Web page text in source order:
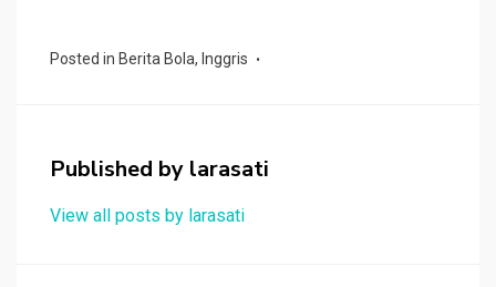
ce
o
k
tt at
p
p
e
Posted in Berita Bola, Inggris
Published by larasati
View all posts by larasati